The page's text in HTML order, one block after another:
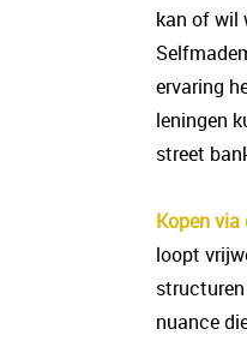
kan of wil
ervaring
leningen
street
Kopen
loopt
structuren
nuance